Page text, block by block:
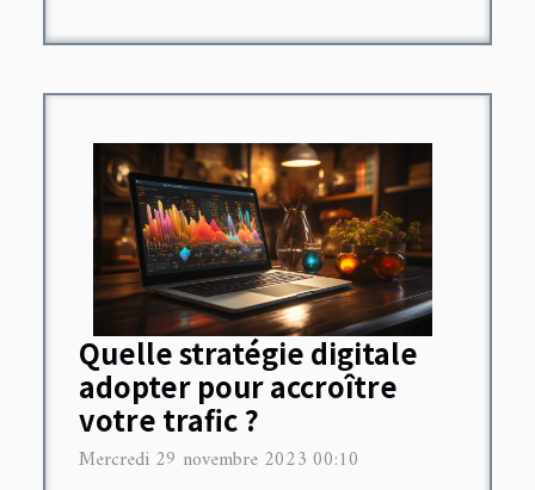
Quelle stratégie digitale
adopter pour accroître
votre trafic ?
Mercredi 29 novembre 2023 00:10